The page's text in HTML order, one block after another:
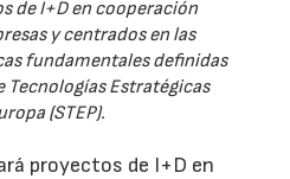
de I+D en cooperación
y centrados en las
fundamentales definidas
Tecnologías Estratégicas
(STEP).
proyectos de I+D en